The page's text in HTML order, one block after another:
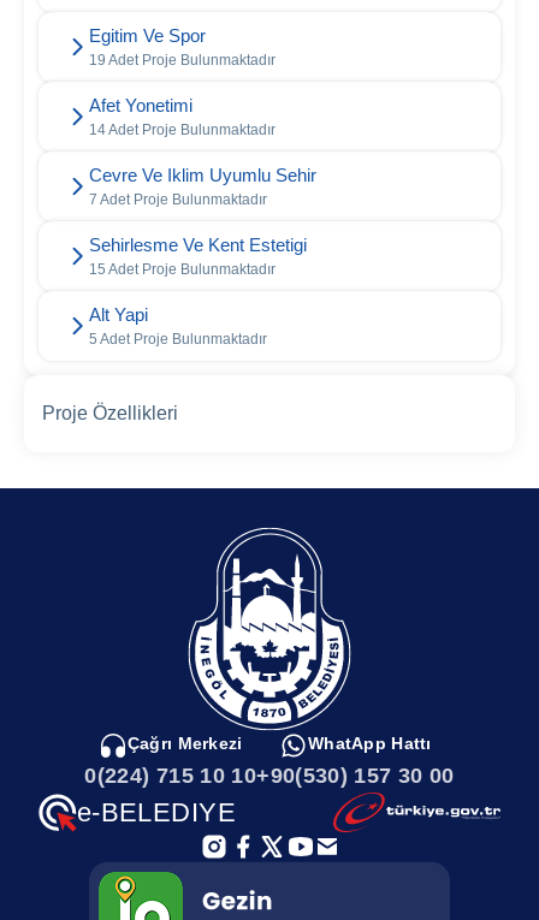
Egitim Ve Spor
19 Adet Proje Bulunmaktadır
Afet Yonetimi
14 Adet Proje Bulunmaktadır
Cevre Ve Iklim Uyumlu Sehir
7 Adet Proje Bulunmaktadır
Sehirlesme Ve Kent Estetigi
15 Adet Proje Bulunmaktadır
Alt Yapi
5 Adet Proje Bulunmaktadır
Proje Özellikleri
Çağrı Merkezi
0(224) 715 10 10
WhatApp Hattı
+90(530) 157 30 00
e-BELEDIYE